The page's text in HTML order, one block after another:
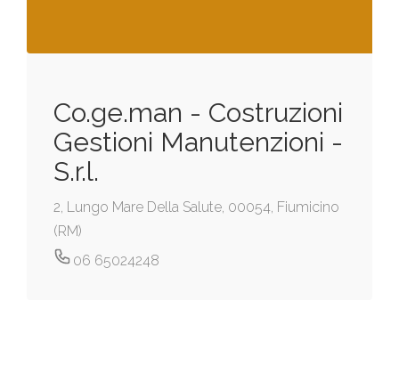
Co.ge.man - Costruzioni
Gestioni Manutenzioni -
S.r.l.
2, Lungo Mare Della Salute, 00054, Fiumicino
(RM)
06 65024248